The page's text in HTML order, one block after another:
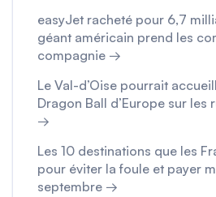
easyJet racheté pour 6,7
géant américain prend les
compagnie →
Le Val-d’Oise pourrait
Dragon Ball d’Europe sur les
→
Les 10 destinations que les
pour éviter la foule et payer
septembre →